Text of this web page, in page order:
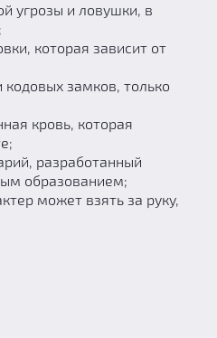
угрозы и ловушки, в
которая зависит от
кодовых замков, только
кровь, которая
разработанный
образованием;
может взять за руку,